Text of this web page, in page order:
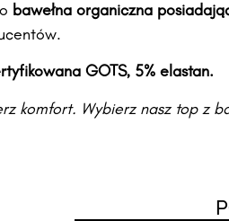
bawełna organiczna
GOTS, 5% elastan.
komfort. Wybierz nasz top z